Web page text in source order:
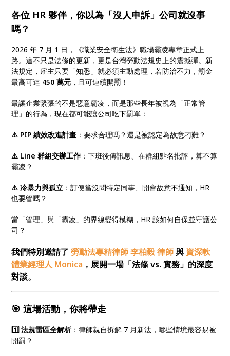
各位 HR 夥伴，你以為「沒人申訴」公司就沒事
嗎？
2026 年 7 月 1 日，《職業安全衛生法》職場霸凌專章正式上
路。這不只是法條的更新，更是台灣勞動法規史上的震撼彈。新
法規定，雇主只要「知悉」就必須主動處理，若防治不力，罰金
最高可達 450 萬元 ，且可連續開罰！
最讓企業緊張的不是惡意霸凌，而是那些長年被視為「正常管
理」的行為，現在都可能讓公司吃下罰單：
⚠️ PIP 績效改進計畫 ：要求合理嗎？還是被認定為故意刁難？
⚠️ Line 群組交辦工作：下班後傳訊息、在群組點名批評，算不算
霸凌？
⚠️ 冷暴力與孤立 ：訂便當沒問特定同事、開會故意不通知，HR
也要管嗎？
當「管理」與「霸凌」的界線變得模糊，HR 該如何自保並守護公
司？
我們特別邀請了勞動法專精律師 李柏毅 律師與 資深軟
體業經理人 Monica ，展開一場「法條 vs. 實務」的深度
對談。
🎯 這場活動，你將帶走
1️⃣ 法規雷區全解析：律師親自拆解 7 月新法，哪些情境最容易被
開罰？